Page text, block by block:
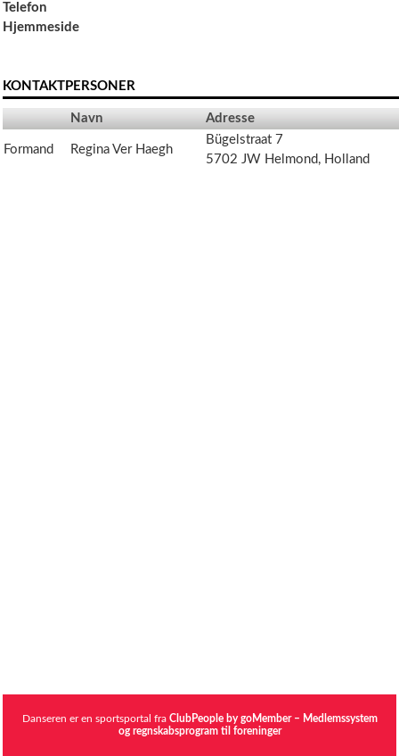
Telefon
Hjemmeside
KONTAKTPERSONER
Navn Adresse
Formand Regina Ver Haegh
Bügelstraat 7
5702 JW Helmond, Holland
Danseren er en sportsportal fra ClubPeople by goMember – Medlemssystem
og regnskabsprogram til foreninger